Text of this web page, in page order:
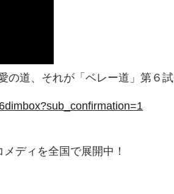
の道、それが「ベレー道」第
ディを全国で展開中！